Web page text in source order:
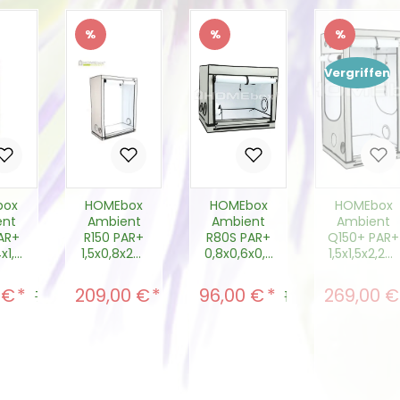
Regulärer Preis:
79,00 €
Anzahl: Gib den gewünschten
Rabatt
%
HOMEbox
Ambient
R150 PAR+
1,5x0,8x2m
Verkaufspreis:
209,00 € Regulärer Preis:
239,00 €
Produkt Anzahl: Gib den
Rabatt
%
HOMEbox
Ambient
R80S PAR+
0,8x0,6x0,7
Verkaufspreis:
96,00 € Regulärer Preis:
109,00 €
Produkt Anzahl:
Rabatt
%
Vergriffen
HOMEbox
Ambient
Q150+ PAR+
1,5x1,5x2,2m
269,00 €